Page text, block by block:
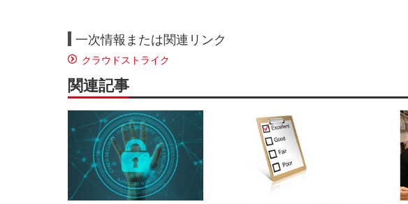
一次情報または関連リンク
クラウドストライク
関連記事